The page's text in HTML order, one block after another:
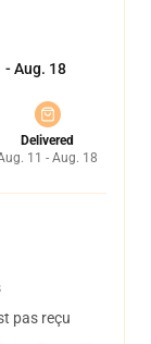
- Aug. 18
Delivered
11 - Aug. 18
pas reçu